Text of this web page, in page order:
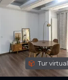
Tur virtual